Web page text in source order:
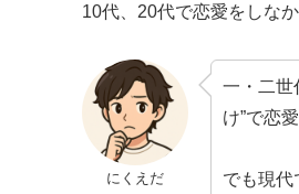
10代、20代で恋愛をしな
にくえだ
一・二世
け”で恋
でも現代